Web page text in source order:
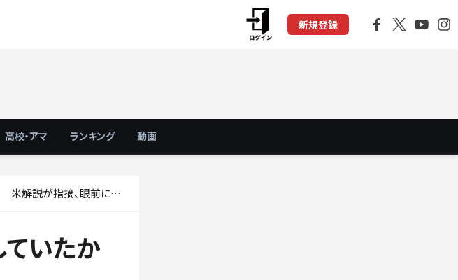
新規登録
高校・アマ ランキング 動画
が指摘、眼前に迫った危険
いたか